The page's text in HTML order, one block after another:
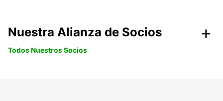
Nuestra Alianza de Socios
Todos Nuestros Socios